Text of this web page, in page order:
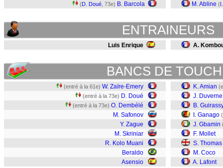
(D. Doué , 73e) B. Barcola M. Abline (
ENTRAINEURS
Luis Enrique A.
BANCS DE
(entré à la 61e) W. Zaïre-Emery
(entré à la 73e) D. Doué
(entré à la 73e) O. Dembélé
M. Safonov
Y. Zague
M. Skriniar
R. Kolo Muani
Beraldo
Asensio
K. Amian
J. Duverne
B.
I. Ganago
J. Gbamin
F. Mollet
S. Thomas
M. Coco
A. Lafont